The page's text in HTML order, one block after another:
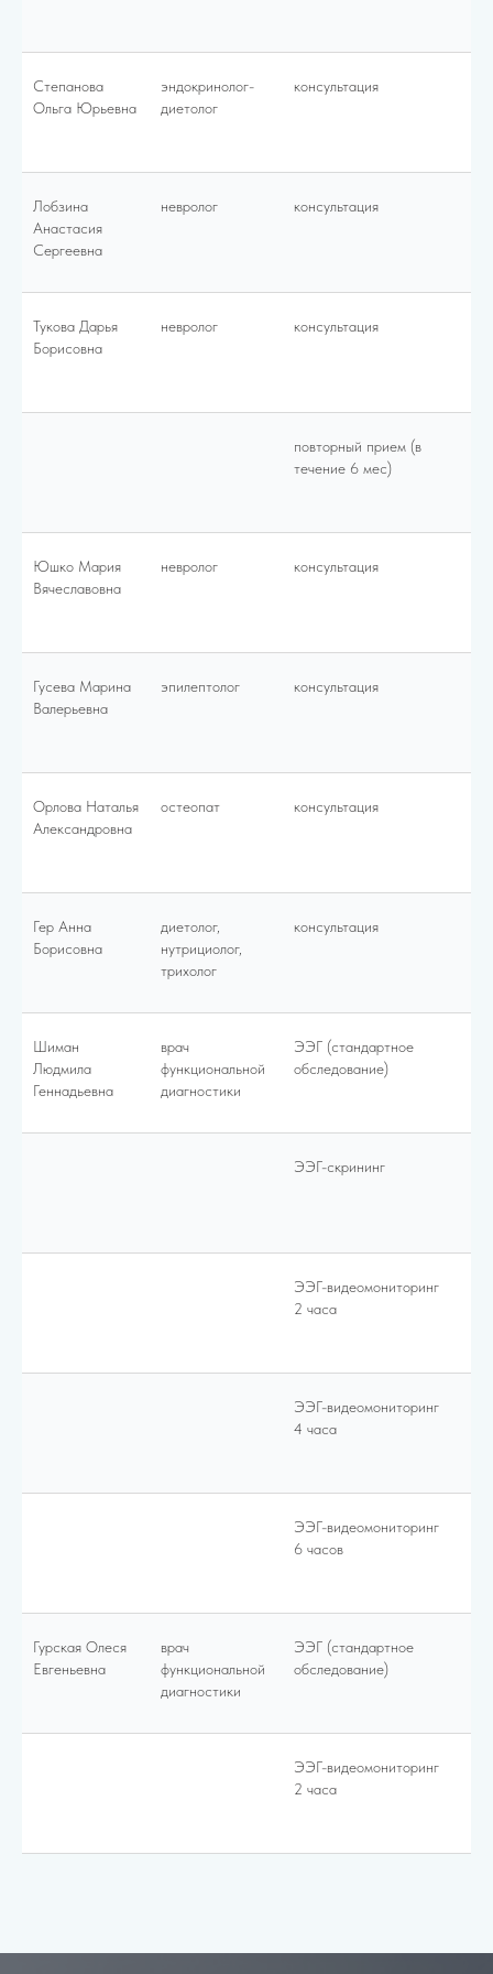
Степанова
Ольга Юрьевна
эндокринолог-
диетолог
консультация
Лобзина
Анастасия
Сергеевна
невролог консультация
Тукова Дарья
Борисовна
невролог консультация
повторный прием (в
течение 6 мес)
Юшко Мария
Вячеславовна
невролог консультация
Гусева Марина
Валерьевна
эпилептолог консультация
Орлова Наталья
Александровна
остеопат консультация
Гер Анна
Борисовна
диетолог,
нутрициолог,
трихолог
консультация
Шиман
Людмила
Геннадьевна
врач
функциональной
диагностики
ЭЭГ (стандартное
обследование)
ЭЭГ-скрининг
ЭЭГ-видеомониторинг
2 часа
ЭЭГ-видеомониторинг
4 часа
ЭЭГ-видеомониторинг
6 часов
Гурская Олеся
Евгеньевна
врач
функциональной
диагностики
ЭЭГ (стандартное
обследование)
ЭЭГ-видеомониторинг
2 часа